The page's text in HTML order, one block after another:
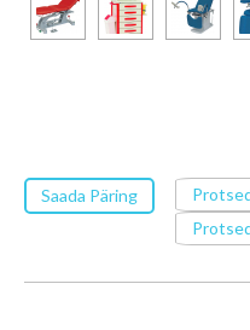
Saada Päring